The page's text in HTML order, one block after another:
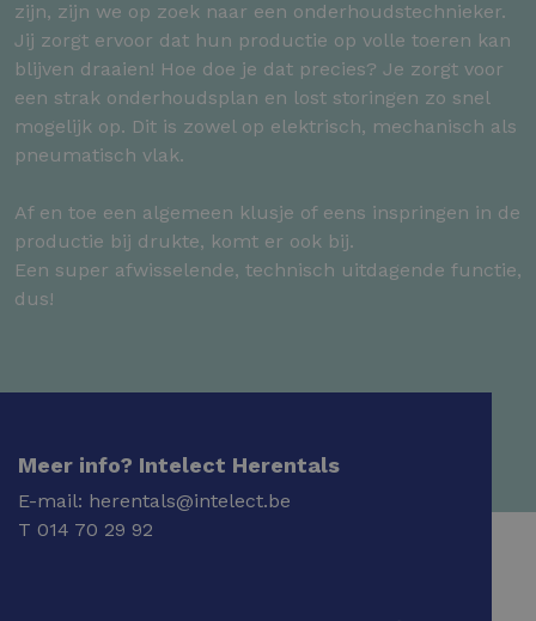
zijn, zijn we op zoek naar een onderhoudstechnieker.
Jij zorgt ervoor dat hun productie op volle toeren kan
blijven draaien! Hoe doe je dat precies? Je zorgt voor
een strak onderhoudsplan en lost storingen zo snel
mogelijk op. Dit is zowel op elektrisch, mechanisch als
pneumatisch vlak.
Af en toe een algemeen klusje of eens inspringen in de
productie bij drukte, komt er ook bij.
Een super afwisselende, technisch uitdagende functie,
dus!
Meer info? Intelect Herentals
E-mail: herentals@intelect.be
T 014 70 29 92